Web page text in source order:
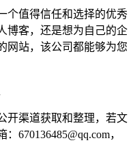
个值得信任和选择的优秀
博客，还是想为自己的企
网站，该公司都能够为您
开渠道获取和整理，若文
670136485@qq.com，